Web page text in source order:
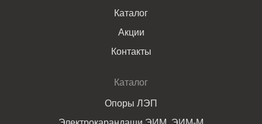
Каталог
Акции
Контакты
Каталог
Опоры ЛЭП